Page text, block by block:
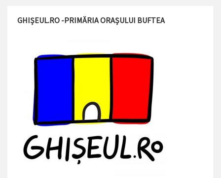
GHIȘEUL.RO -PRIMĂRIA ORAȘULUI BUFTEA